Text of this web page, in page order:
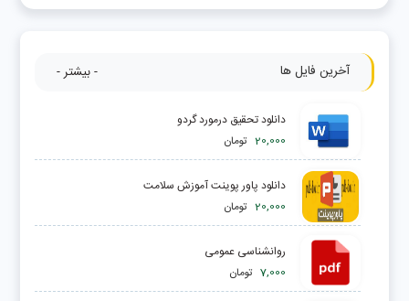
آخرین فایل ها - بیشتر -
دانلود تحقیق درمورد گردو
20,000 تومان
دانلود پاور پوینت آموزش سلامت
20,000 تومان
روانشناسی عمومی
7,000 تومان